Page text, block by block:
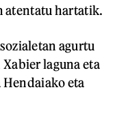
atentatu hartatik.
agurtu
laguna eta
eta